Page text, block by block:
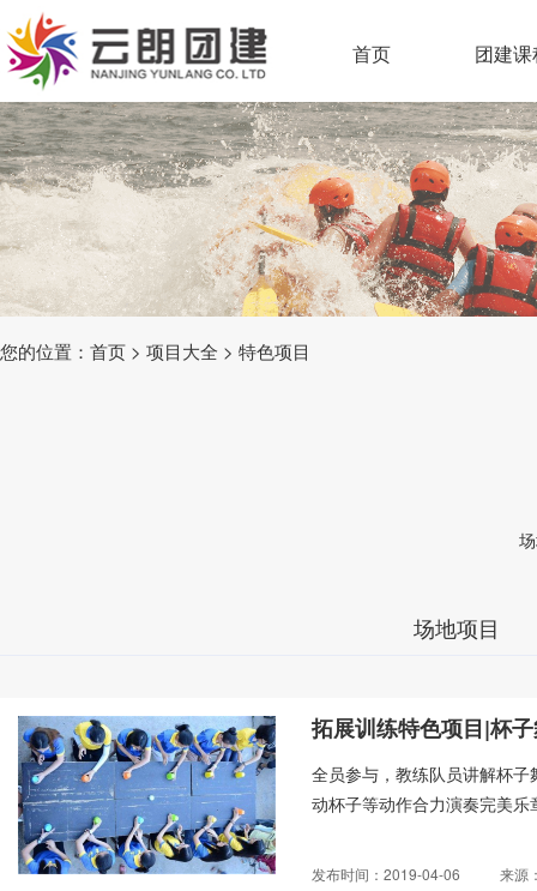
首页 团建
您的位置： 首页 > 项目大全 > 特色项目
场地项目
拓展训练特色项目|杯
全员参与，教练队员讲解杯
动杯子等动作合力演奏完美乐
发布时间：2019-04-06 来源